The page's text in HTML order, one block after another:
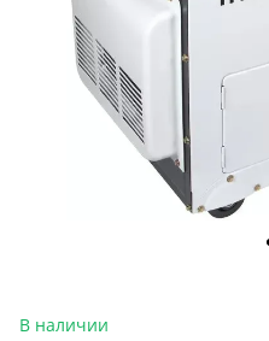
В наличии